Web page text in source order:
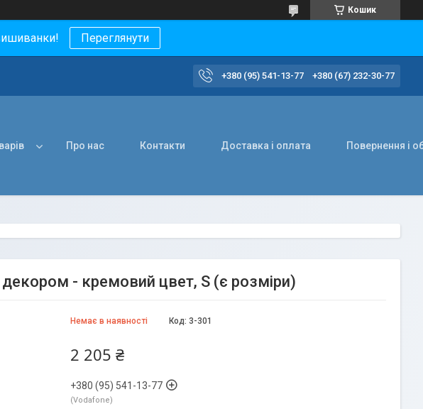
Кошик
Переглянути
+380 (95) 541-13-77 +380 (67) 232-30-77
Про нас Контакти Доставка і оплата Повернення і
- кремовий цвет, S (є розміри)
Немає в наявності Код: 3-301
2 205 ₴
+380 (95) 541-13-77
Vodafone